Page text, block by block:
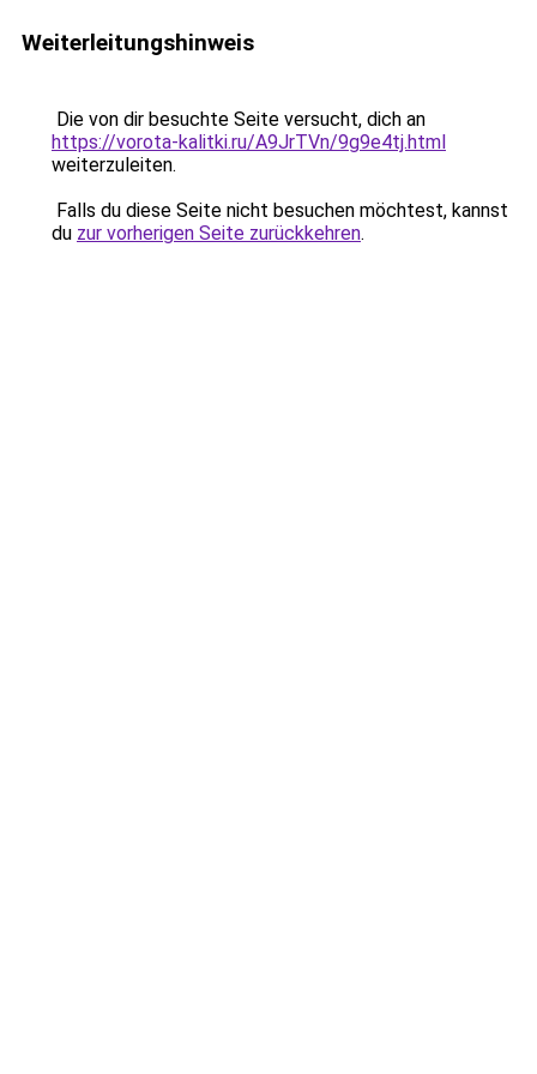
Weiterleitungshinweis
Die von dir besuchte Seite versucht, dich an
https://vorota-kalitki.ru/A9JrTVn/9g9e4tj.html
weiterzuleiten.
Falls du diese Seite nicht besuchen möchtest, kannst
du zur vorherigen Seite zurückkehren.